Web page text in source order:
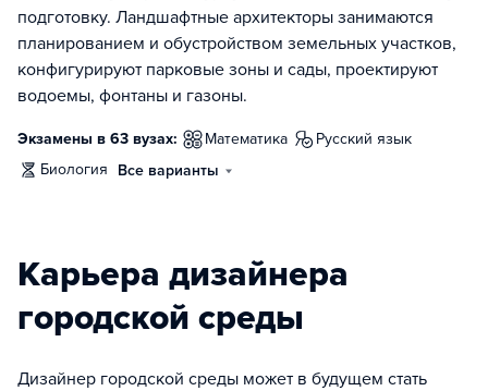
подготовку. Ландшафтные архитекторы занимаются
планированием и обустройством земельных участков,
конфигурируют парковые зоны и сады, проектируют
водоемы, фонтаны и газоны.
Экзамены в 63 вузах: математика
русский язык
биология
Все варианты
Карьера дизайнера
городской среды
Дизайнер городской среды может в будущем стать